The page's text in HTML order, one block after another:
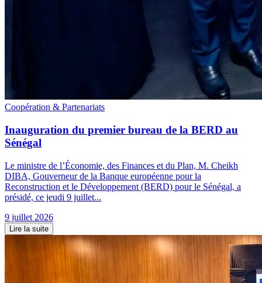
Coopération & Partenariats
Inauguration du premier bureau de la BERD au
Sénégal
Le ministre de l’Économie, des Finances et du Plan, M. Cheikh
DIBA, Gouverneur de la Banque européenne pour la
Reconstruction et le Développement (BERD) pour le Sénégal, a
présidé, ce jeudi 9 juillet...
9 juillet 2026
Lire la suite